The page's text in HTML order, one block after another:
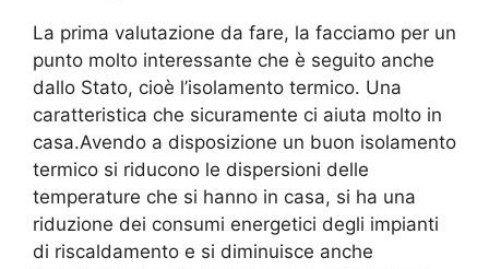
La prima valutazione da fare, la facciamo per un
punto molto interessante che è seguito anche
dallo Stato, cioè l’isolamento termico. Una
caratteristica che sicuramente ci aiuta molto in
casa.Avendo a disposizione un buon isolamento
termico si riducono le dispersioni delle
temperature che si hanno in casa, si ha una
riduzione dei consumi energetici degli impianti
di riscaldamento e si diminuisce anche